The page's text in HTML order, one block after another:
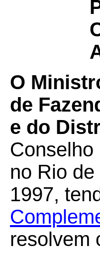
O
de
e do
no Rio
1997,
resolvem